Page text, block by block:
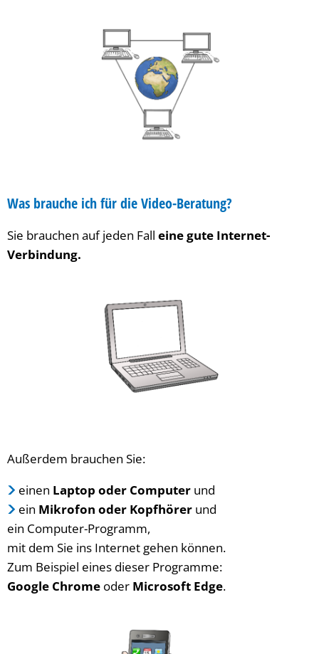
Was brauche ich für die Video-Beratung?
Sie brauchen auf jeden Fall eine gute Internet-
Verbindung.
Außerdem brauchen Sie:
einen Laptop oder Computer und
ein Mikrofon oder Kopfhörer und
ein Computer-Programm,
mit dem Sie ins Internet gehen können.
Zum Beispiel eines dieser Programme:
Google Chrome oder Microsoft Edge.